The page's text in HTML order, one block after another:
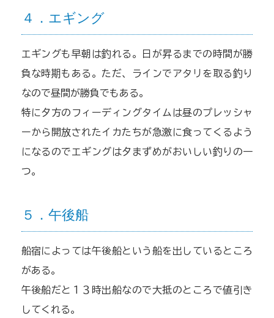
４．エギング
エギングも早朝は釣れる。日が昇るまでの時間が勝
負な時期もある。ただ、ラインでアタリを取る釣り
なので昼間が勝負でもある。
特に夕方のフィーディングタイムは昼のプレッシャ
ーから開放されたイカたちが急激に食ってくるよう
になるのでエギングは夕まずめがおいしい釣りの一
つ。
５．午後船
船宿によっては午後船という船を出しているところ
がある。
午後船だと１３時出船なので大抵のところで値引き
してくれる。